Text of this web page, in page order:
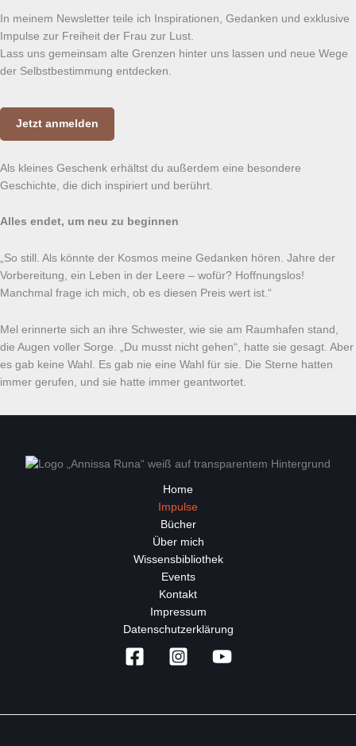
In meinem Newsletter teile ich Inspirationen, Gedanken und exklusive
Impulse zur Freiheit der Frau zur Lust.
Lass uns gemeinsam alte Grenzen hinter uns lassen und neue Wege
der Selbstbestimmung entdecken.
Jetzt anmelden
Als kleines Geschenk erhältst du außerdem eine besondere
Geschichte, die dich inspiriert und berührt.
Alles endet, um neu zu beginnen
„So still. Als könnte der Kosmos meine Gedanken hören. Jahre der
Vorbereitung, ein Leben in der Leere – wofür? Hoffnungslos!
Manchmal frage ich mich, ob es diesen Preis wert ist.“
Mel erinnerte sich an ihre Schwester, wie sie am Raumhafen stand,
die Augen voller Sorge. „Du musst nicht gehen“, hatte sie gesagt. Aber
es gab keine Wahl. Es gab nie eine Wahl für sie. Die Sterne hatten
immer gerufen, und sie hatte immer geantwortet.
Home
Impulse
Bücher
Über mich
Wissensbibliothek
Events
Kontakt
Impressum
Datenschutzerklärung